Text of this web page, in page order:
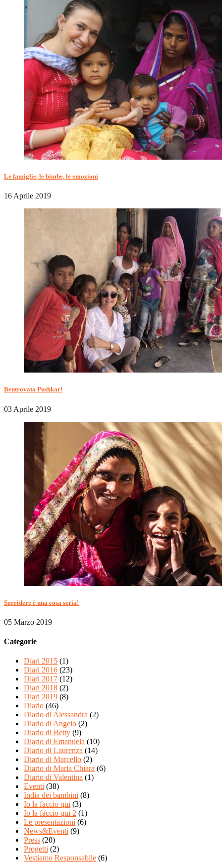
Le famiglie, le bimbe, le emozioni
16 Aprile 2019
Bentrovata Pushkar!
03 Aprile 2019
Sorridere è una cosa seria!
05 Marzo 2019
Categorie
Diari 2015 (1)
Diari 2016 (23)
Diari 2017 (12)
Diari 2018 (2)
Diari 2019 (8)
Diario (46)
Diario di Alessandra (2)
Diario di Angelo (2)
Diario di Betty (9)
Diario di Emanuela (10)
Diario di Laurenza (14)
Diario di Marcello (2)
Diario di Maria Chiara (6)
Diario di Valentina (1)
Eventi (38)
India dei bambini (8)
Io la faccio qui (3)
Io la faccio qui 2 (1)
Le presentazioni (6)
News&Eventi (9)
Press (20)
Progetti (2)
Vestiamo Responsabile (6)